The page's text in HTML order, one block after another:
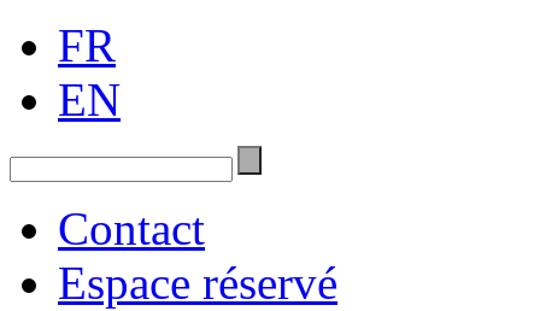
FR
EN
Contact
Espace réservé